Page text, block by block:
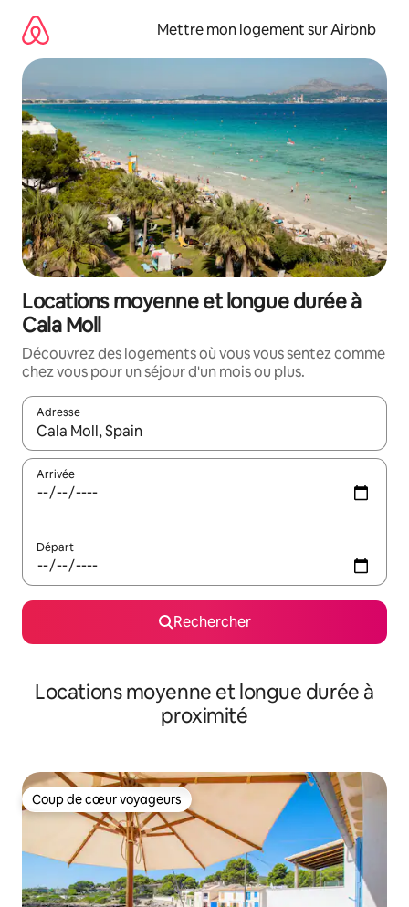
directement
contenu
Mettre mon logement sur Airbnb
Locations moyenne et longue durée à
Cala Moll
Découvrez des logements où vous vous sentez comme
chez vous pour un séjour d'un mois ou plus.
Adresse
Lorsque les résultats s'affichent, utilisez les flèches vers le
Arrivée
Départ
Rechercher
Locations moyenne et longue durée à
proximité
Coup de cœur voyageurs
Coup de cœur voyageurs